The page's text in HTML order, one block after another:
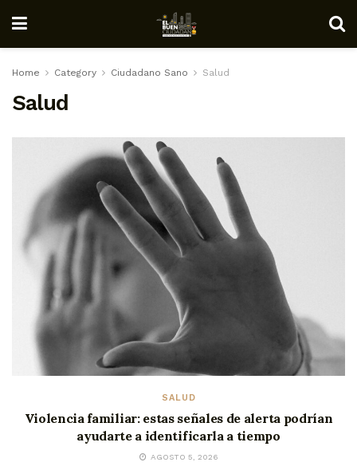
Home Category Ciudadano Sano Salud
Salud
SALUD
Violencia familiar: estas señales de alerta podrían
ayudarte a identificarla a tiempo
AGOSTO 5, 2026